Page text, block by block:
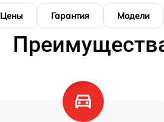
Цены Гарантия Модели